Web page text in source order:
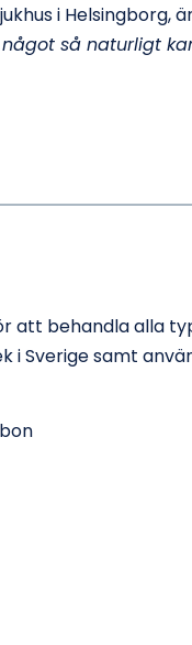
i Helsingborg,
så naturligt
att behandla alla
i Sverige samt